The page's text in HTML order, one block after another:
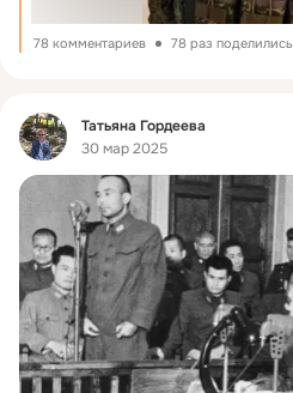
78 комментариев 78 раз поделились
Фид
Татьяна Гордеева
30 мар 2025